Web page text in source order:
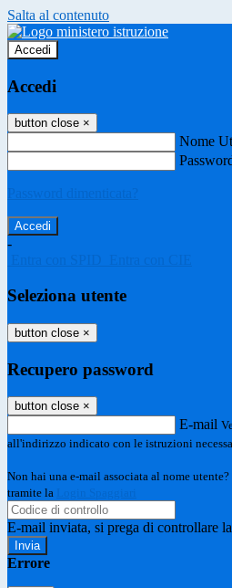
Salta al contenuto
Accedi
Accedi
button close ×
Nome
Password dimenticata?
-
Entra con SPID
Entra con CIE
Seleziona utente
button close ×
Recupero password
button close ×
E-mail
all'indirizzo indicato con le istruzioni
Non hai una e-mail associata al nome
tramite la
Login Spaggiari
E-mail inviata, si prega di controllare
Errore